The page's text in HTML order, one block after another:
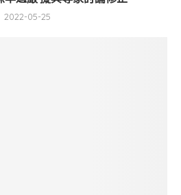
2022-05-25